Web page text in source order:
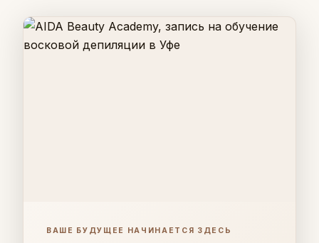
ВАШЕ БУДУЩЕЕ НАЧИНАЕТСЯ ЗДЕСЬ